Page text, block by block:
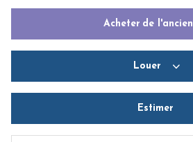
Acheter de l'ancien
Louer
Estimer